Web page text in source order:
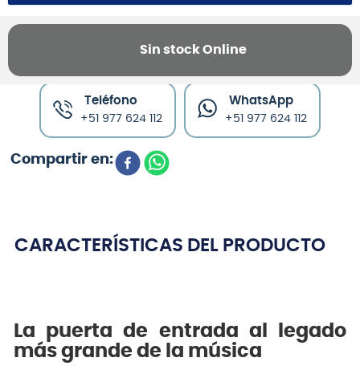
Sin stock Online
Canales de venta y asesoría
Teléfono
+51 977 624 112
WhatsApp
+51 977 624 112
CARACTERÍSTICAS DEL PRODUCTO
La puerta de entrada al legado
más grande de la música